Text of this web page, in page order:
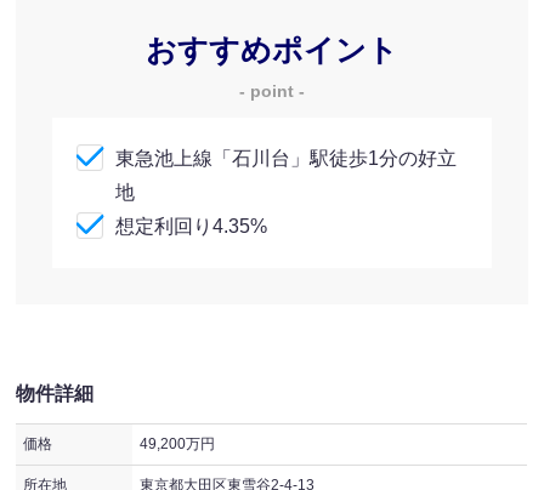
おすすめポイント
- point -
東急池上線「石川台」駅徒歩1分の好立
地
想定利回り4.35%
物件詳細
価格 49,200万円
所在地 東京都大田区東雪谷2-4-13